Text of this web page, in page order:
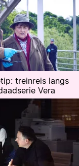
treinreis langs
Vera